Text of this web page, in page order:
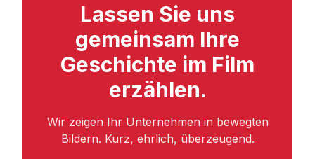
Lassen Sie uns
gemeinsam Ihre
Geschichte im Film
erzählen.
Wir zeigen Ihr Unternehmen in bewegten
Bildern. Kurz, ehrlich, überzeugend.